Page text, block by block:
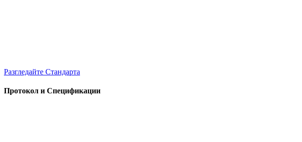
Разгледайте Стандартa
Протокол и Спецификации